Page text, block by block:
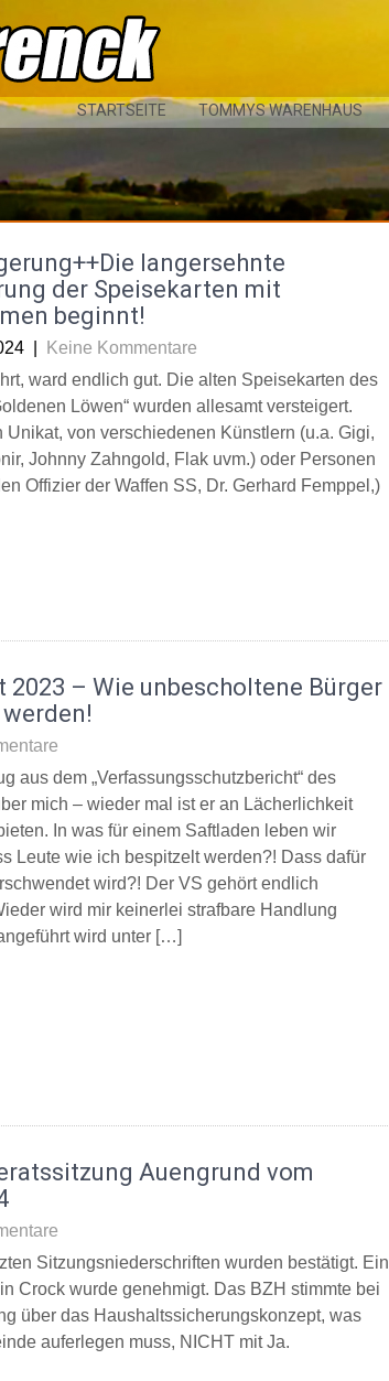
STARTSEITE TOMMYS WARENHAUS
langersehnte
der Speisekarten mit
beginnt!
Keine Kommentare
ward endlich gut. Die alten Speisekarten des
Löwen“ wurden allesamt versteigert.
Unikat, von verschiedenen Künstlern (u.a. Gigi,
Johnny Zahngold, Flak uvm.) oder Personen
Offizier der Waffen SS, Dr. Gerhard Femppel,)
2023 – Wie unbescholtene Bürger
aus dem „Verfassungsschutzbericht“ des
mich – wieder mal ist er an Lächerlichkeit
In was für einem Saftladen leben wir
Leute wie ich bespitzelt werden?! Dass dafür
wird?! Der VS gehört endlich
wird mir keinerlei strafbare Handlung
wird unter […]
Auengrund vom
Sitzungsniederschriften wurden bestätigt. Ein
Crock wurde genehmigt. Das BZH stimmte bei
über das Haushaltssicherungskonzept, was
auferlegen muss, NICHT mit Ja.